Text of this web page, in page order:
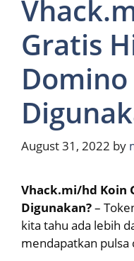
Gratis
August 31, 2022 by
Vhack.mi/hd Koin
Digunakan?–
kita tahu ada lebih
mendapatkan pulsa